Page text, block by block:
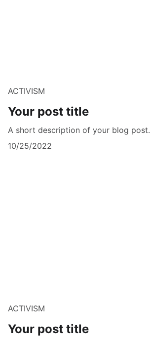
ACTIVISM
Your post title
A short description of your blog post.
10/25/2022
ACTIVISM
Your post title